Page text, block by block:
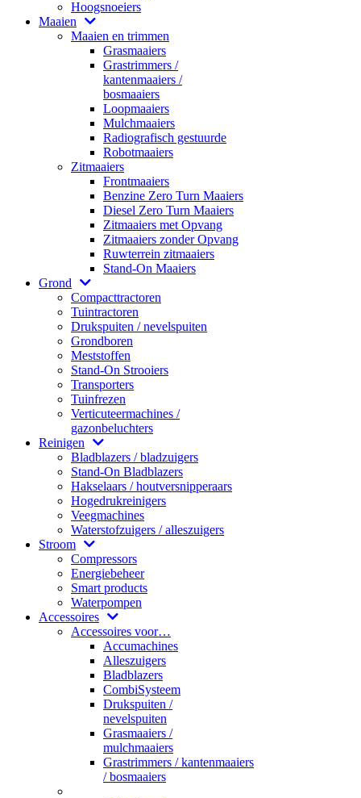
Hoogsnoeiers
Maaien
Maaien en trimmen
Grasmaaiers
Grastrimmers /
kantenmaaiers /
bosmaaiers
Loopmaaiers
Mulchmaaiers
Radiografisch gestuurde
Robotmaaiers
Zitmaaiers
Frontmaaiers
Benzine Zero Turn Maaiers
Diesel Zero Turn Maaiers
Zitmaaiers met Opvang
Zitmaaiers zonder Opvang
Ruwterrein zitmaaiers
Stand-On Maaiers
Grond
Compacttractoren
Tuintractoren
Drukspuiten / nevelspuiten
Grondboren
Meststoffen
Stand-On Strooiers
Transporters
Tuinfrezen
Verticuteermachines /
gazonbeluchters
Reinigen
Bladblazers / bladzuigers
Stand-On Bladblazers
Hakselaars / houtversnipperaars
Hogedrukreinigers
Veegmachines
Waterstofzuigers / alleszuigers
Stroom
Compressors
Energiebeheer
Smart products
Waterpompen
Accessoires
Accessoires voor…
Accumachines
Alleszuigers
Bladblazers
CombiSysteem
Drukspuiten /
nevelspuiten
Grasmaaiers /
mulchmaaiers
Grastrimmers / kantenmaaiers
/ bosmaaiers